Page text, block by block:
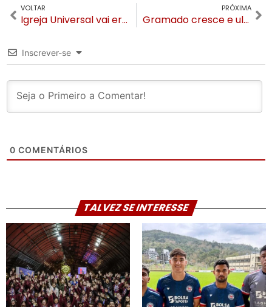
VOLTAR
Igreja Universal vai erguer Templo de Salomão em Gramado
PRÓXIMA
Gramado cresce e ultrapassa os 40 mil habitantes, segundo o Censo do IBGE
Inscrever-se
0 COMENTÁRIOS
TALVEZ SE INTERESSE